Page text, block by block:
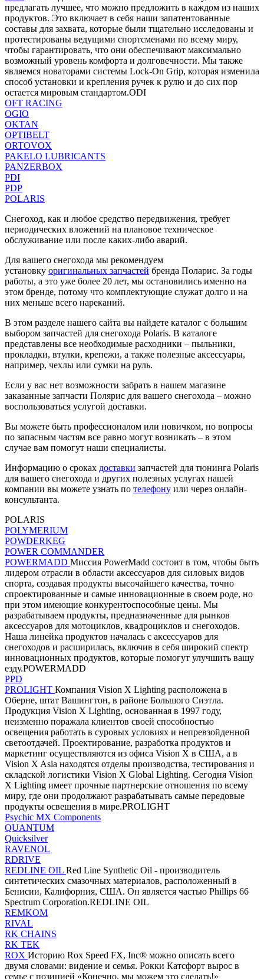
предлагать лучшее, что можно предложить в каждом из наших
продуктов. Это включает в себя наши запатентованные
составы для захвата, которые были тщательно исследованы и
протестированы ведущими спортсменами по всему миру,
чтобы гарантировать, что они обеспечивают максимально
возможный уровень комфорта и долговечности. Мы также
являемся новаторами системы Lock-On Grip, которая изменила
способ установки и крепления ручек к рулю и до сих пор
остается мировым стандартом.ODI
OFT RACING
OGIO
OKTAN
OPTIBELT
ORTOVOX
PAKELO LUBRICANTS
PANZERBOX
PDI
PDP
POLARIS
Снегоход, как и любое средство передвижения, требует
периодических вложений на плановое техническое
обслуживание или после каких-либо аварий.
Для вашего снегохода мы рекомендуем
установку оригинальных запчастей бренда Поларис. За годы
работы, а это уже более 20 лет, мы остановились именно на
этом бренде, потому что комплектующие служат долго и на
них меньше всего нареканий.
В этом разделе нашего сайта вы найдете каталог с большим
выбором запчастей для снегохода Polaris. В каталоге
представлены все необходимые расходники – пыльники,
прокладки, втулки, крепежи, а также полезные аксессуары,
например, чехлы или сумки на руль.
Если у вас нет возможности забрать в нашем магазине
заказанные запчасти Полярис для вашего снегохода – можно
воспользоваться услугой доставки.
Вы можете быть профессионалом или новичком, но вопросы
по запасным частям все равно могут возникать – в этом
случае вам помогут наши специалисты.
Информацию о сроках доставки запчастей для тюнинга Polaris
для вашего снегохода и других полезных услугах нашей
компании вы можете узнать по телефону или через онлайн-
консультанта.
POLARIS
POLYMERIUM
POWDERKEG
POWER COMMANDER
POWERMADD Миссия PowerMadd состоит в том, чтобы быть
лидером отрасли в области аксессуаров для силовых видов
спорта, создавая продукты высочайшего качества, точно
спроектированные и самые инновационные в своем роде, но
при этом имеющие конкурентоспособные цены. Мы
разрабатываем продукты, предназначенные для рынков
аксессуаров для мотоциклов, квадроциклов и снегоходов.
Наша линейка продуктов началась с аксессуаров для
снегоходов и расширилась, включив в себя широкий спектр
инновационных продуктов, которые помогут улучшить вашу
езду.POWERMADD
PPD
PROLIGHT Компания Vision X Lighting расположена в
Оберне, штат Вашингтон, в районе Большого Сиэтла.
Продукция Vision X Lighting, основанная в 1997 году,
неизменно поражала клиентов своей способностью
освещения работать в суровых условиях и непревзойденной
светоотдачей. Проектирование, разработка продуктов и
маркетинг осуществляются из офиса Vision X в США, а в
Vision X Asia находятся отделы производства, тестирования и
складской логистики Vision X Global Lighting. Сегодня Vision
X Lighting имеет прочные партнерские отношения по всему
миру, где они продолжают разрабатывать самые передовые
продукты освещения в мире.PROLIGHT
Psychic MX Components
QUANTUM
Quicksilver
RAVENOL
RDRIVE
REDLINE OIL Red Line Synthetic Oil - производитель
синтетических смазочных материалов, расположенный в
Бенисии, Калифорния, США. Он является частью Phillips 66
Spectrum Corporation.REDLINE OIL
REMKOM
RIVAL
RK CHAINS
RK TEK
ROX Историю Rox Speed ​​FX, Inc® можно описать всего
двумя словами: видение и семья. Рокки Катсфорт вырос в
семье с позицией «Конечно, мы можем это сделать!»